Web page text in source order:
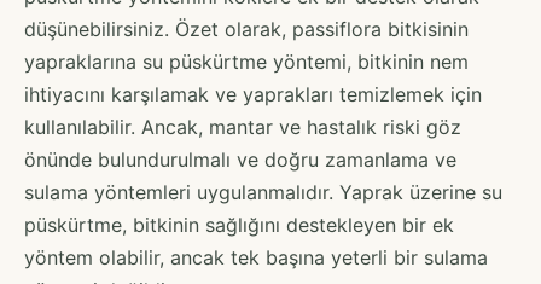
düşünebilirsiniz. Özet olarak, passiflora bitkisinin
yapraklarına su püskürtme yöntemi, bitkinin nem
ihtiyacını karşılamak ve yaprakları temizlemek için
kullanılabilir. Ancak, mantar ve hastalık riski göz
önünde bulundurulmalı ve doğru zamanlama ve
sulama yöntemleri uygulanmalıdır. Yaprak üzerine su
püskürtme, bitkinin sağlığını destekleyen bir ek
yöntem olabilir, ancak tek başına yeterli bir sulama